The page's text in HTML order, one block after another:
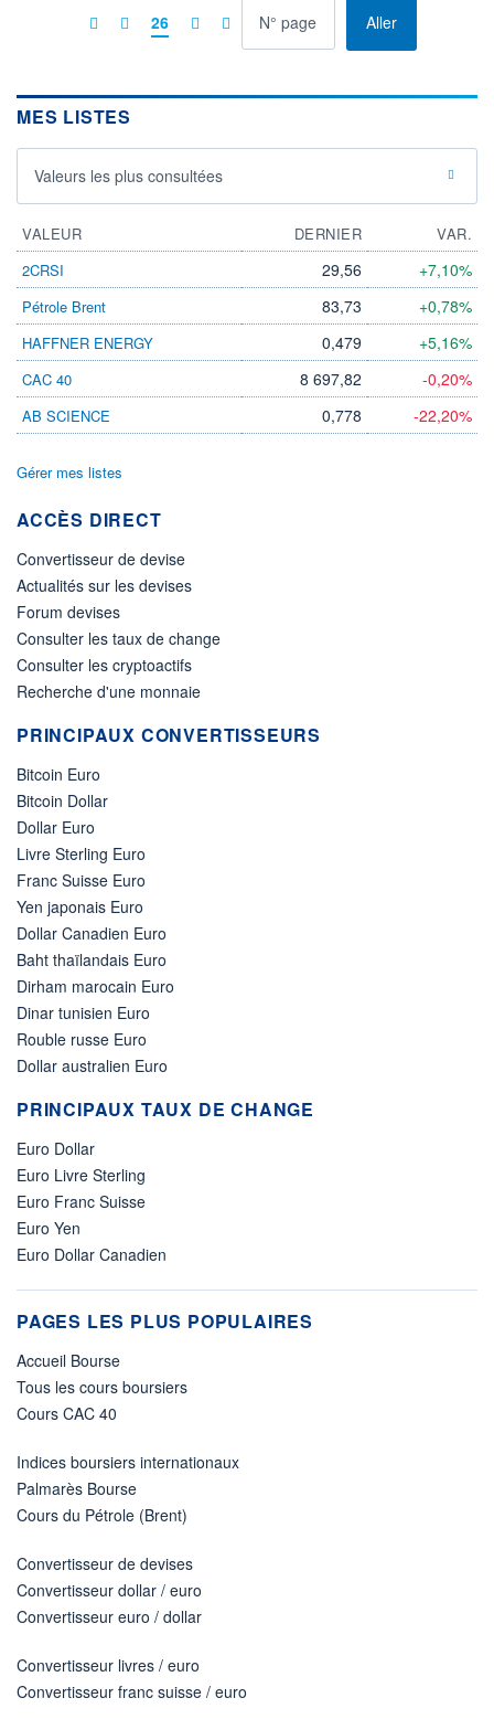
26 Allerà la page
MES LISTES
Valeurs les plus consultées
VALEUR DERNIER
VAR.
2CRSI
29,56 +7,10%
Pétrole Brent 83,73 +0,78%
HAFFNER ENERGY 0,479 +5,16%
CAC 40 8 697,82 -0,20%
AB SCIENCE 0,778 -22,20%
Gérer mes listes
ACCÈS DIRECT
Convertisseur de devise
Actualités sur les devises
Forum devises
Consulter les taux de change
Consulter les cryptoactifs
Recherche d'une monnaie
PRINCIPAUX CONVERTISSEURS
Bitcoin Euro
Bitcoin Dollar
Dollar Euro
Livre Sterling Euro
Franc Suisse Euro
Yen japonais Euro
Dollar Canadien Euro
Baht thaïlandais Euro
Dirham marocain Euro
Dinar tunisien Euro
Rouble russe Euro
Dollar australien Euro
PRINCIPAUX TAUX DE CHANGE
Euro Dollar
Euro Livre Sterling
Euro Franc Suisse
Euro Yen
Euro Dollar Canadien
PAGES LES PLUS POPULAIRES
Accueil Bourse
Tous les cours boursiers
Cours CAC 40
Indices boursiers internationaux
Palmarès Bourse
Cours du Pétrole (Brent)
Convertisseur de devises
Convertisseur dollar / euro
Convertisseur euro / dollar
Convertisseur livres / euro
Convertisseur franc suisse / euro